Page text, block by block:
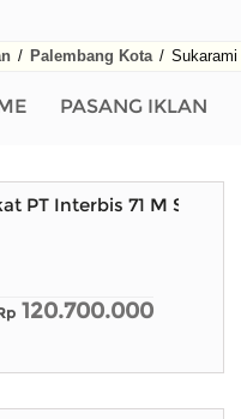
/ Palembang Kota / Sukarami
PASANG IKLAN
PT Interbis 71 M SHM
120.700.000